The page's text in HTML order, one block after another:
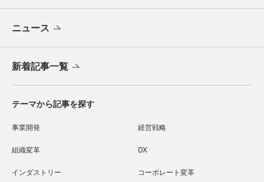
ニュース
新着記事一覧
テーマから記事を探す
事業開発 経営戦略
組織変革 DX
インダストリー コーポレート変革